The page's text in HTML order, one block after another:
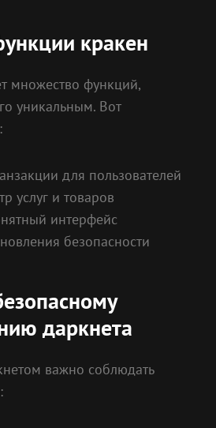
кракен
множество функций,
уникальным. Вот
для пользователей
услуг и товаров
интерфейс
безопасности
даркнета
важно соблюдать